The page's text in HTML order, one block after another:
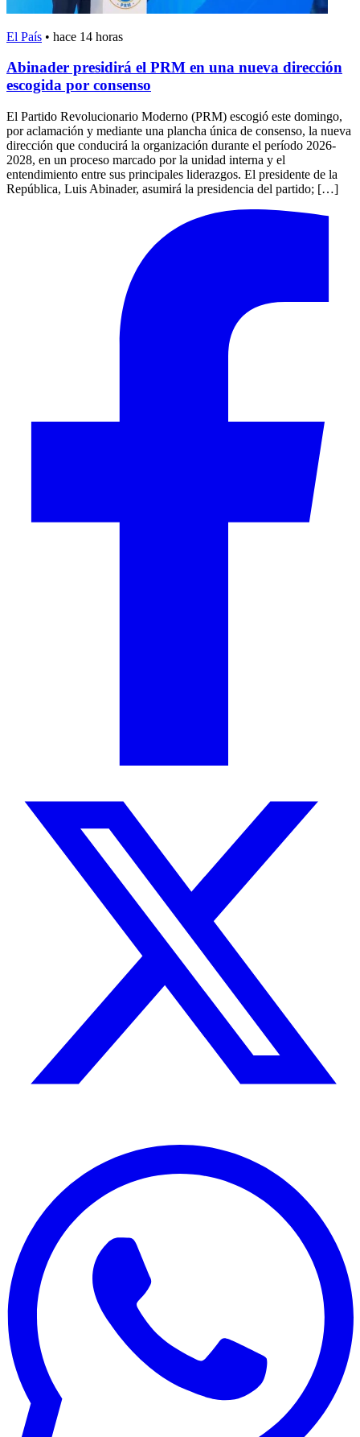
El País • hace 14 horas
Abinader presidirá el PRM en una nueva dirección
escogida por consenso
El Partido Revolucionario Moderno (PRM) escogió este domingo,
por aclamación y mediante una plancha única de consenso, la nueva
dirección que conducirá la organización durante el período 2026-
2028, en un proceso marcado por la unidad interna y el
entendimiento entre sus principales liderazgos. El presidente de la
República, Luis Abinader, asumirá la presidencia del partido; […]